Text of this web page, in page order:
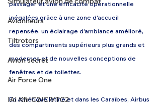
Avionneurs
Tiltrotors
Avion secret
Air Force One
IAI Kfir C2/C7/TC2
passager et une efficacité opérationnelle
inégalées grâce à une zone d'accueil
repensée, un éclairage d'ambiance amélioré,
des compartiments supérieurs plus grands et
modernes et de nouvelles conceptions de
fenêtres et de toilettes.
En Amérique latine et dans les Caraïbes, Airbus